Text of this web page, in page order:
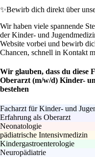
✨Bewirb dich direkt über
Wir haben viele spannende
der Kinder- und
Website vorbei und bewirb
Chancen, schnell in Kontakt
Wir glauben, dass du diese
Oberarzt (m/w/d) Kinder-
bestehen
Facharzt für Kinder- und
Erfahrung als Oberarzt
Neonatologie
pädiatrische Intensivmedizin
Kindergastroenterologie
Neuropädiatrie